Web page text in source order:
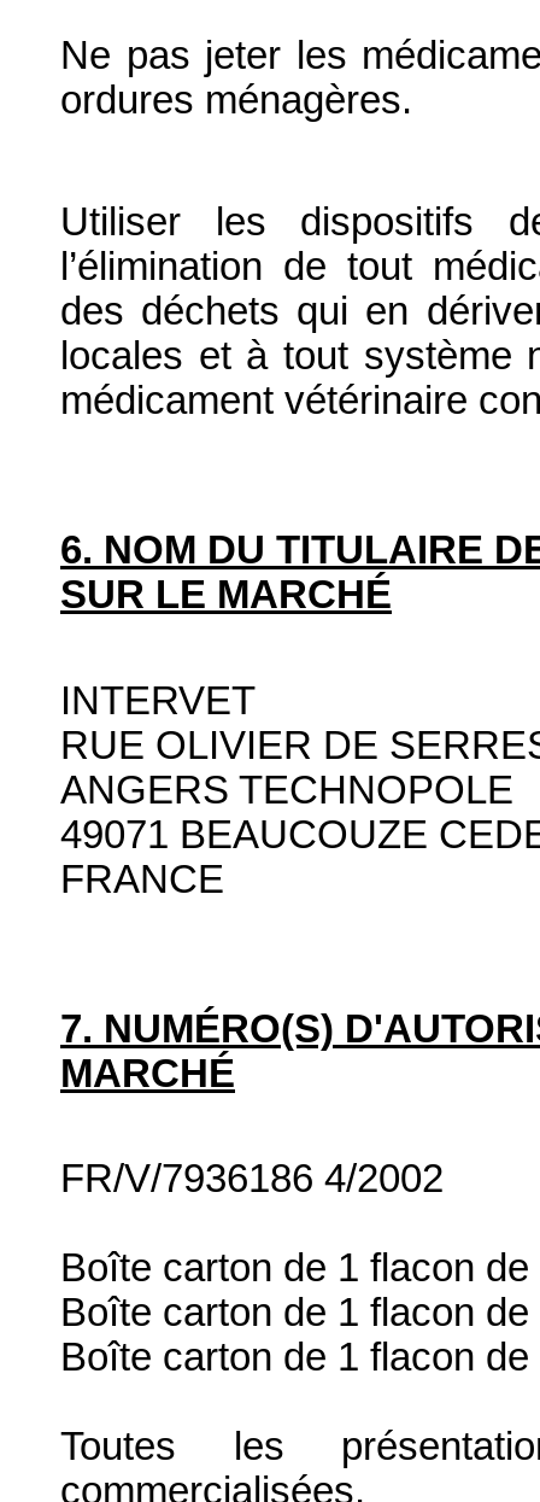
Ne pas jeter les
ordures ménagères.
Utiliser les dispositifs
l’élimination de tout
des déchets qui en
locales et à tout système
médicament vétérinaire
6. NOM DU TITULAIRE
SUR LE MARCHÉ
INTERVET
RUE OLIVIER DE
ANGERS TECHNOPOLE
49071 BEAUCOUZE
FRANCE
7. NUMÉRO(S)
MARCHÉ
FR/V/7936186 4/2002
Boîte carton de 1 flacon
Boîte carton de 1 flacon
Boîte carton de 1 flacon
Toutes les
commercialisées.